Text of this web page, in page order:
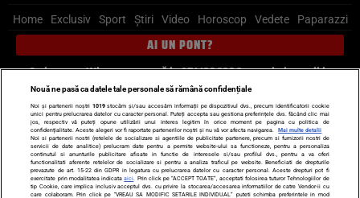
Home Exclusiv Sport Știri Video Horoscop Vedete Paparazzi
AI UN PONT?
Scrie-ne pe Whatsapp, sună la 0741226226 sau trimite mail la
pont@cancan.ro
Știri interne Știri externe
Politică
Ultimele stiri
Diete Insula Iubirii Dictionar de vise
LIFE STYLE
Horoscop
Nouă ne pasă ca datele tale personale să rămână confidențiale
Noi și partenerii noștri 1019stocăm și/sau accesăm informații pe dispozitivul dvs., precum identificatorii cookie
unici pentru prelucrarea datelor cu caracter personal. Puteți accepta sau gestiona preferințele dvs. făcând clic mai
jos, respectiv vă puteți opune utilizării unui interes legitim în orice moment pe pagina cu politica de
confidențialitate. Aceste alegeri vor fi raportate partenerilor noștri și nu vă vor afecta navigarea.
Mai multe detalii
Noi si partenerii nostri (retelele de socializare si agentiile de publicitate partenere, precum si furnizorii nostri de
servicii de date analitice) prelucram date pentru a permite website-ului sa functioneze, pentru a personaliza
continutul si anunturile publicitare afisate in functie de interesele si/sau profilul dvs., pentru a va oferi
functionalitati aferente retelelor de socializare si pentru a analiza traficul pe website. Beneficiati de drepturile
prevazute de art. 15-22 din GDPR in legatura cu prelucrarea datelor cu caracter personal. Aceste drepturi pot fi
exercitate prin modalitatea indicataaici . Prin click pe “ACCEPT TOATE”, acceptati folosirea tuturor Tehnologiilor de
tip Cookie, care implica inclusiv acceptul dvs. cu privire la stocarea/accesarea informatiilor de catre Vendor-ii cu
care colaboram. Prin click pe “VREAU SA MODIFIC SETARILE INDIVIDUAL” puteti schimba preferintele in mod